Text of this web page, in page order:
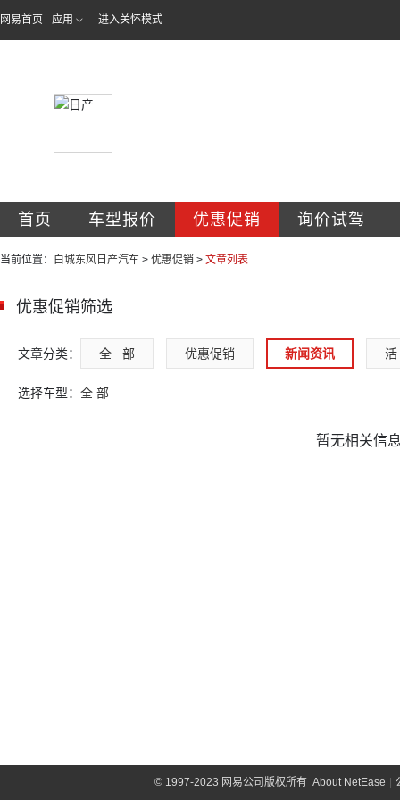
网易首页 应用 进入关怀模式
首页 车型报价 优惠促销 询价试驾
当前位置： 白城东风日产汽车 > 优惠促销 > 文章列表
优惠促销筛选
文章分类： 全   部 优惠促销 新闻资讯 活
选择车型： 全 部
暂无相关信
©1997-2023 网易公司版权所有 About NetEase